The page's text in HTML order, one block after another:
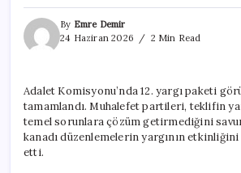
By Emre Demir
24 Haziran 2026
2 Min Read
Adalet Komisyonu’nda 12. yargı paketi
tamamlandı. Muhalefet partileri, teklifin
temel sorunlara çözüm getirmediğini
kanadı düzenlemelerin yargının etkinliğini
etti.